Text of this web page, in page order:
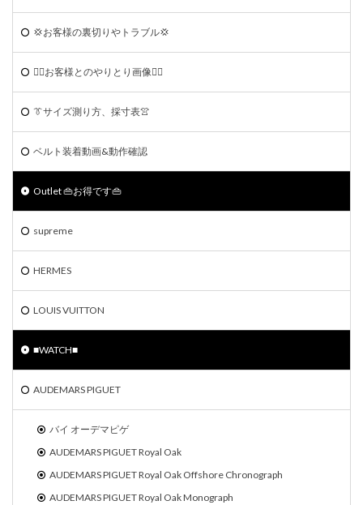
💢お客様の裏切りやトラブル💢
🙆‍♀️お客様とのやりとり画像🙆‍♂️
👔サイズ測り方、採寸表👚
ベルト装着動画&動作確認
Outlet 👜お得です👜
supreme
HERMES
LOUIS VUITTON
■WATCH■
AUDEMARS PIGUET
バイ オーデマピゲ
AUDEMARS PIGUET Royal Oak
AUDEMARS PIGUET Royal Oak Offshore Chronograph
AUDEMARS PIGUET Royal Oak Monograph